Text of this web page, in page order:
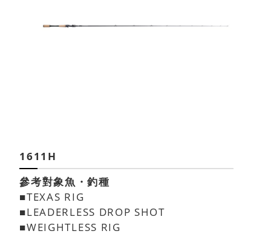
1611H
參考對象魚・釣種
■TEXAS RIG
■LEADERLESS DROP SHOT
■WEIGHTLESS RIG